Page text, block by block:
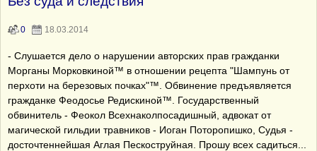
0 18.03.2014
- Слушается дело о нарушении авторских прав гражданки
Морганы Морковкиной™ в отношении рецепта "Шампунь от
перхоти на березовых почках"™. Обвинение предъявляется
гражданке Феодосье Редискиной™. Государственный
обвинитель - Феокол Всехнаколпосадишный, адвокат от
магической гильдии травников - Иоган Поторопишко, Судья -
досточтеннейшая Аглая Пескоструйная. Прошу всех садиться...